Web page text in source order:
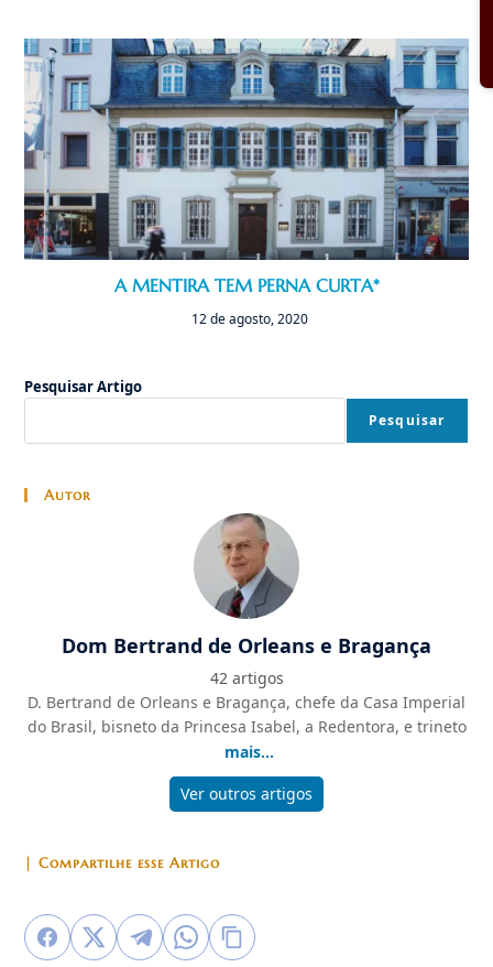
A MENTIRA TEM PERNA CURTA*
12 de agosto, 2020
Pesquisar Artigo
Pesquisar
Autor
Dom Bertrand de Orleans e Bragança
42 artigos
D. Bertrand de Orleans e Bragança, chefe da Casa Imperial
do Brasil, bisneto da Princesa Isabel, a Redentora, e trineto
mais...
Ver outros artigos
| Compartilhe esse Artigo